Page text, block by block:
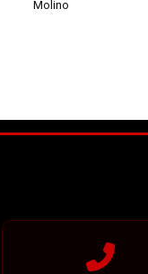
Molino